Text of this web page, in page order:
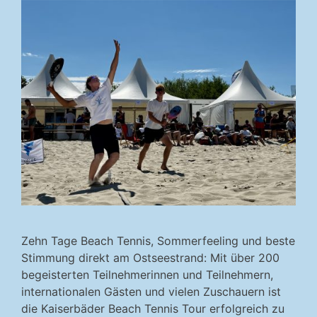
Zehn Tage Beach Tennis, Sommerfeeling und beste
Stimmung direkt am Ostseestrand: Mit über 200
begeisterten Teilnehmerinnen und Teilnehmern,
internationalen Gästen und vielen Zuschauern ist
die Kaiserbäder Beach Tennis Tour erfolgreich zu